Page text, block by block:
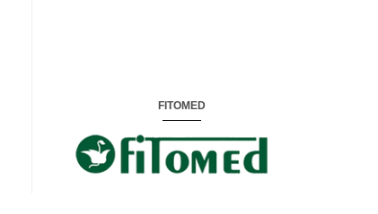
FITOMED